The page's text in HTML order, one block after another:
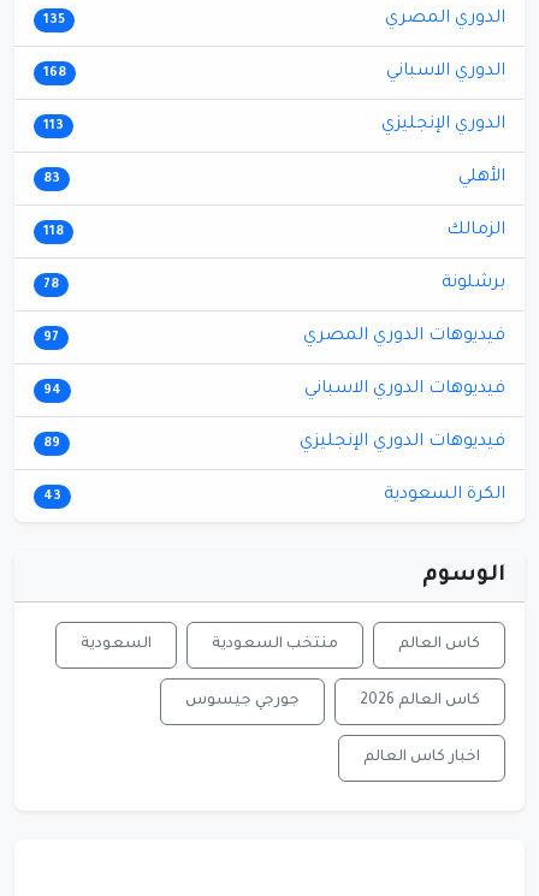
الدوري المصري 135
الدوري الاسباني 168
الدوري الإنجليزي 113
الأهلي 83
الزمالك 118
برشلونة 78
فيديوهات الدوري المصري 97
فيديوهات الدوري الاسباني 94
فيديوهات الدوري الإنجليزي 89
الكرة السعودية 43
الوسوم
كاس العالم منتخب السعودية السعودية
كاس العالم 2026 جورجي جيسوس
اخبار كاس العالم